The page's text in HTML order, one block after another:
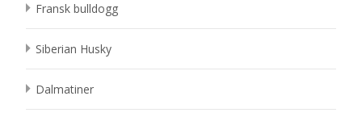
Fransk bulldogg
Siberian Husky
Dalmatiner